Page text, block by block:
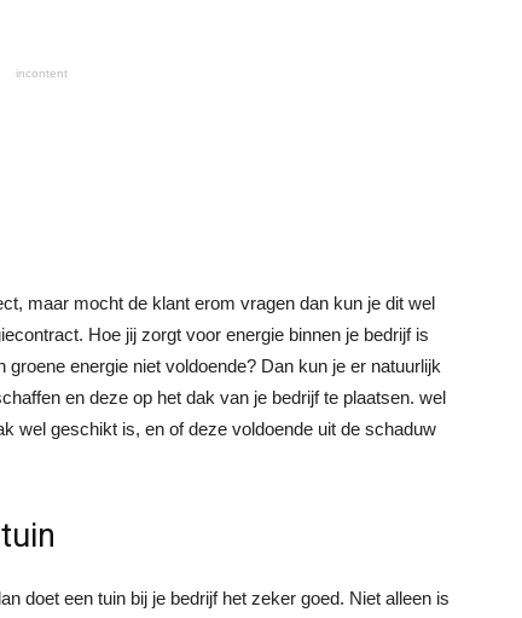
incontent
maar mocht de klant erom vragen dan kun je dit wel
Hoe jij zorgt voor energie binnen je bedrijf is
energie niet voldoende? Dan kun je er natuurlijk
en deze op het dak van je bedrijf te plaatsen. wel
wel geschikt is, en of deze voldoende uit de schaduw
doet een tuin bij je bedrijf het zeker goed. Niet alleen is